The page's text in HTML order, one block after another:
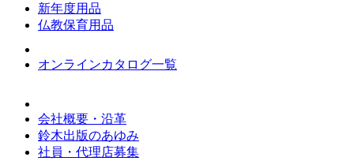
新年度用品
仏教保育用品
オンラインカタログ一覧
会社概要・沿革
鈴木出版のあゆみ
社員・代理店募集